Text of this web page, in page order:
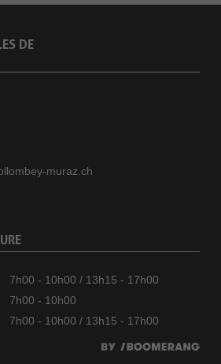
DE
muraz.ch
7h00 - 10h00 / 13h15 - 17h00
7h00 - 10h00
7h00 - 10h00 / 13h15 - 17h00